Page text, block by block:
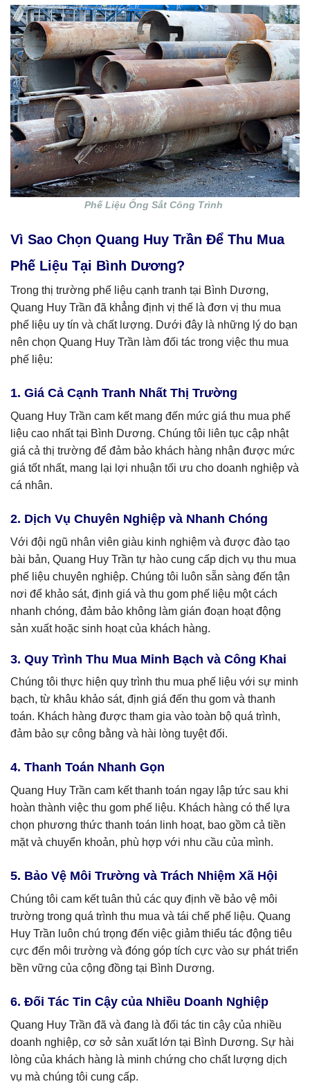
Phế Liệu Ống Sắt Công Trình
Vì Sao Chọn Quang Huy Trần Để Thu Mua
Phế Liệu Tại Bình Dương?
Trong thị trường phế liệu cạnh tranh tại Bình Dương,
Quang Huy Trần đã khẳng định vị thế là đơn vị thu mua
phế liệu uy tín và chất lượng. Dưới đây là những lý do bạn
nên chọn Quang Huy Trần làm đối tác trong việc thu mua
phế liệu:
1. Giá Cả Cạnh Tranh Nhất Thị Trường
Quang Huy Trần cam kết mang đến mức giá thu mua phế
liệu cao nhất tại Bình Dương. Chúng tôi liên tục cập nhật
giá cả thị trường để đảm bảo khách hàng nhận được mức
giá tốt nhất, mang lại lợi nhuận tối ưu cho doanh nghiệp và
cá nhân.
2. Dịch Vụ Chuyên Nghiệp và Nhanh Chóng
Với đội ngũ nhân viên giàu kinh nghiệm và được đào tạo
bài bản, Quang Huy Trần tự hào cung cấp dịch vụ thu mua
phế liệu chuyên nghiệp. Chúng tôi luôn sẵn sàng đến tận
nơi để khảo sát, định giá và thu gom phế liệu một cách
nhanh chóng, đảm bảo không làm gián đoạn hoạt động
sản xuất hoặc sinh hoạt của khách hàng.
3. Quy Trình Thu Mua Minh Bạch và Công Khai
Chúng tôi thực hiện quy trình thu mua phế liệu với sự minh
bạch, từ khâu khảo sát, định giá đến thu gom và thanh
toán. Khách hàng được tham gia vào toàn bộ quá trình,
đảm bảo sự công bằng và hài lòng tuyệt đối.
4. Thanh Toán Nhanh Gọn
Quang Huy Trần cam kết thanh toán ngay lập tức sau khi
hoàn thành việc thu gom phế liệu. Khách hàng có thể lựa
chọn phương thức thanh toán linh hoạt, bao gồm cả tiền
mặt và chuyển khoản, phù hợp với nhu cầu của mình.
5. Bảo Vệ Môi Trường và Trách Nhiệm Xã Hội
Chúng tôi cam kết tuân thủ các quy định về bảo vệ môi
trường trong quá trình thu mua và tái chế phế liệu. Quang
Huy Trần luôn chú trọng đến việc giảm thiểu tác động tiêu
cực đến môi trường và đóng góp tích cực vào sự phát triển
bền vững của cộng đồng tại Bình Dương.
6. Đối Tác Tin Cậy của Nhiều Doanh Nghiệp
Quang Huy Trần đã và đang là đối tác tin cậy của nhiều
doanh nghiệp, cơ sở sản xuất lớn tại Bình Dương. Sự hài
lòng của khách hàng là minh chứng cho chất lượng dịch
vụ mà chúng tôi cung cấp.